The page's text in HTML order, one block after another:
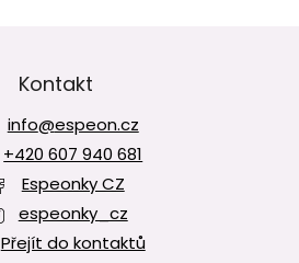
Kontakt
info@espeon.cz
+420 607 940 681
Espeonky CZ
espeonky_cz
Přejít do kontaktů